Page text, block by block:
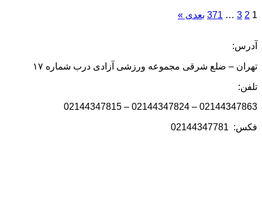
1
2
3
…
371 بعدی »
آدرس:
تهران – ضلع شرقی مجموعه ورزشی آزادی درب شماره ۱۷
تلفن:
02144347863 – 02144347824 – 02144347815
فکس: 02144347781